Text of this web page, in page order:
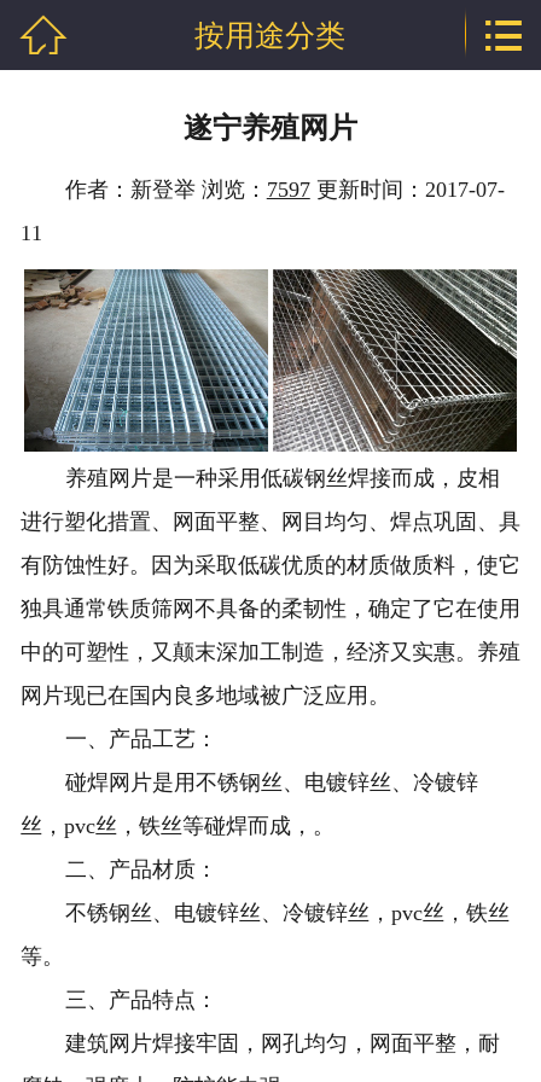
技术支持
厂房相册
工程案例
联系我们
地区分站
 按用途分类 
遂宁养殖网片
作者：新登举 浏览： 7597更新时间：2017-07-
11
养殖 网片是一种采用低碳钢丝焊接而成，皮相
进行塑化措置、网面平整、网目均匀、焊点巩固、具
有防蚀性好。因为采取低碳优质的材质做质料，使它
独具通常铁质筛网不具备的柔韧性，确定了它在使用
中的可塑性，又颠末深加工制造，经济又实惠。养殖
网片现已在国内良多地域被广泛应用。
一、产品工艺：
碰焊网片是用不锈钢丝、电镀锌丝、冷镀锌
丝，pvc丝，铁丝等碰焊而成，。
二、产品材质：
不锈钢丝、电镀锌丝、冷镀锌丝，pvc丝，铁丝
等。
三、产品特点：
建筑网片焊接牢固，网孔均匀，网面平整，耐